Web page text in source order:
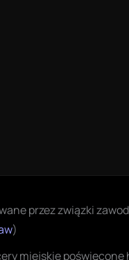
przez związki
)
miejskie